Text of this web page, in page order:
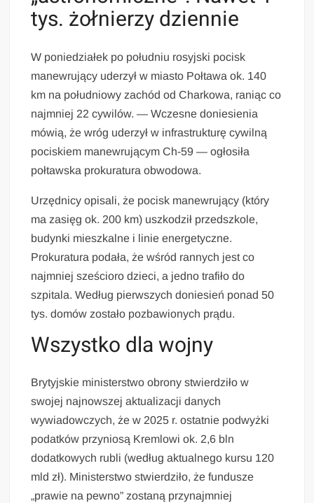
tys. żołnierzy dziennie
W poniedziałek po południu rosyjski pocisk
manewrujący uderzył w miasto Połtawa ok. 140
km na południowy zachód od Charkowa, raniąc co
najmniej 22 cywilów. — Wczesne doniesienia
mówią, że wróg uderzył w infrastrukturę cywilną
pociskiem manewrującym Ch-59 — ogłosiła
połtawska prokuratura obwodowa.
Urzędnicy opisali, że pocisk manewrujący (który
ma zasięg ok. 200 km) uszkodził przedszkole,
budynki mieszkalne i linie energetyczne.
Prokuratura podała, że wśród rannych jest co
najmniej sześcioro dzieci, a jedno trafiło do
szpitala. Według pierwszych doniesień ponad 50
tys. domów zostało pozbawionych prądu.
Wszystko dla wojny
Brytyjskie ministerstwo obrony stwierdziło w
swojej najnowszej aktualizacji danych
wywiadowczych, że w 2025 r. ostatnie podwyżki
podatków przyniosą Kremlowi ok. 2,6 bln
dodatkowych rubli (według aktualnego kursu 120
mld zł). Ministerstwo stwierdziło, że fundusze
„prawie na pewno” zostaną przynajmniej